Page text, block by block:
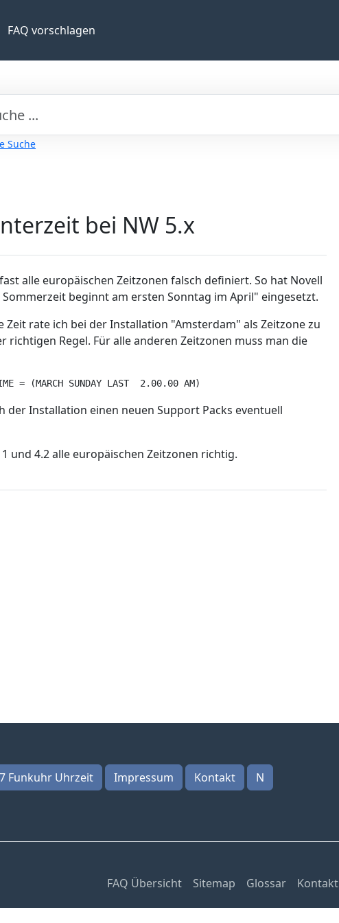
FAQ vorschlagen
Suche
bei NW 5.x
alle europäischen Zeitzonen falsch definiert. So hat Novell
beginnt am ersten Sonntag im April" eingesetzt.
Zeit rate ich bei der Installation "Amsterdam" als Zeitzone zu
richtigen Regel. Für alle anderen Zeitzonen muss man die
= (MARCH SUNDAY LAST  2.00.00 AM)
der Installation einen neuen Support Packs eventuell
und 4.2 alle europäischen Zeitzonen richtig.
Funkuhr Uhrzeit Impressum Kontakt N
FAQ Übersicht
Sitemap Glossar Kontakt